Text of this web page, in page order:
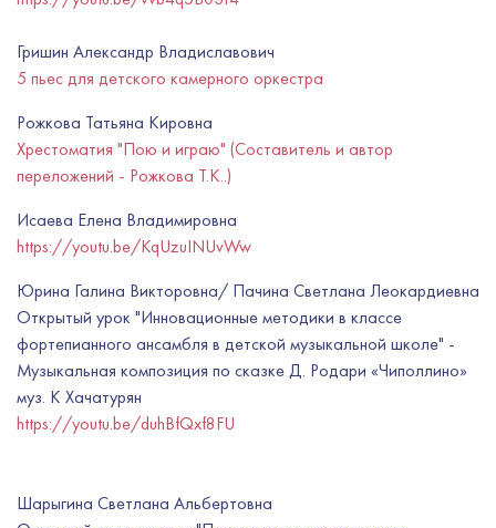
Гришин Александр Владиславович
5 пьес для детского камерного оркестра
Рожкова Татьяна Кировна
Хрестоматия "Пою и играю" (Составитель и автор
переложений - Рожкова Т.К..)
Исаева Елена Владимировна
https://youtu.be/KqUzuINUvWw
Юрина Галина Викторовна/ Пачина Светлана Леокардиевна
Открытый урок "Инновационные методики в классе
фортепианного ансамбля в детской музыкальной школе" -
Музыкальная композиция по сказке Д. Родари «Чиполлино»
муз. К Хачатурян
https://youtu.be/duhBfQxf8FU
Шарыгина Светлана Альбертовна